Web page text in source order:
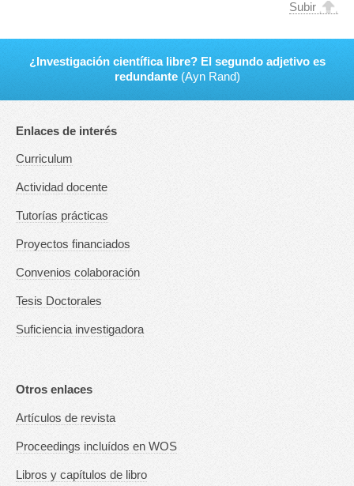
Subir
¿Investigación científica libre? El segundo adjetivo es
redundante (Ayn Rand)
Enlaces de interés
Curriculum
Actividad docente
Tutorías prácticas
Proyectos financiados
Convenios colaboración
Tesis Doctorales
Suficiencia investigadora
Otros enlaces
Artículos de revista
Proceedings incluídos en WOS
Libros y capítulos de libro